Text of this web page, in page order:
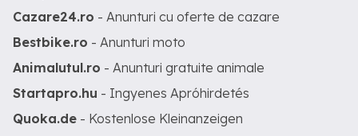
Cazare24.ro - Anunturi cu oferte de cazare
Bestbike.ro - Anunturi moto
Animalutul.ro - Anunturi gratuite animale
Startapro.hu - Ingyenes Apróhirdetés
Quoka.de - Kostenlose Kleinanzeigen